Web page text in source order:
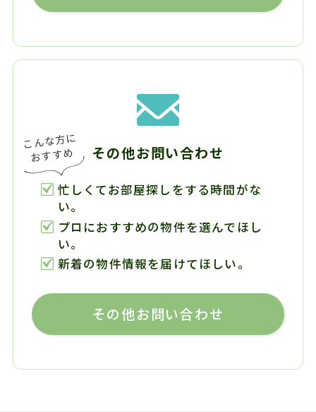
その他お問い合わせ
忙しくてお部屋探しをする時間がな
い。
プロにおすすめの物件を選んでほし
い。
新着の物件情報を届けてほしい。
その他お問い合わせ